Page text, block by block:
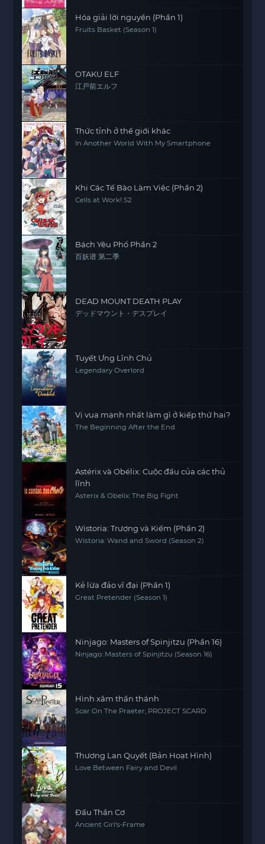
Hóa giải lời nguyền (Phần 1)
Fruits Basket (Season 1)
OTAKU ELF
江戸前エルフ
Thức tỉnh ở thế giới khác
In Another World With My Smartphone
Khi Các Tế Bào Làm Việc (Phần 2)
Cells at Work! S2
Bách Yêu Phổ Phần 2
百妖谱 第二季
DEAD MOUNT DEATH PLAY
デッドマウント・デスプレイ
Tuyết Ưng Lĩnh Chủ
Legendary Overlord
Vị vua mạnh nhất làm gì ở kiếp thứ hai?
The Beginning After the End
Astérix và Obélix: Cuộc đấu của các thủ
lĩnh
Asterix & Obelix: The Big Fight
Wistoria: Trượng và Kiếm (Phần 2)
Wistoria: Wand and Sword (Season 2)
Kẻ lừa đảo vĩ đại (Phần 1)
Great Pretender (Season 1)
Ninjago: Masters of Spinjitzu (Phần 16)
Ninjago: Masters of Spinjitzu (Season 16)
Hình xăm thần thánh
Scar On The Praeter, PROJECT SCARD
Thương Lan Quyết (Bản Hoạt Hình)
Love Between Fairy and Devil
Đấu Thần Cơ
Ancient Girl's-Frame